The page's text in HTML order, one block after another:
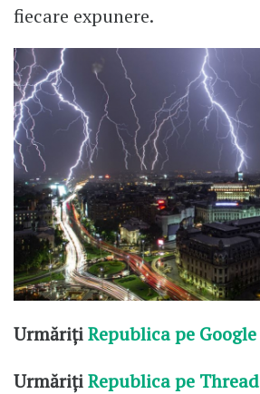
fiecare expunere.
UrmărițiRepublica pe Google
UrmărițiRepublica pe